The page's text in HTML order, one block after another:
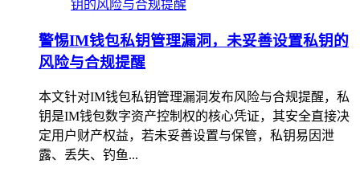
警惕IM钱包私钥管理漏洞，未妥善设置私钥的
风险与合规提醒
本文针对IM钱包私钥管理漏洞发布风险与合规提醒，私
钥是IM钱包数字资产控制权的核心凭证，其安全直接决
定用户财产权益，若未妥善设置与保管，私钥易因泄
露、丢失、钓鱼...